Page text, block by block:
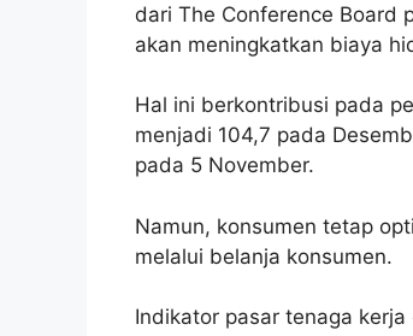
dari The Conference Board
akan meningkatkan biaya
Hal ini berkontribusi pada
menjadi 104,7 pada
pada 5 November.
Namun, konsumen tetap
melalui belanja konsumen.
Indikator pasar tenaga